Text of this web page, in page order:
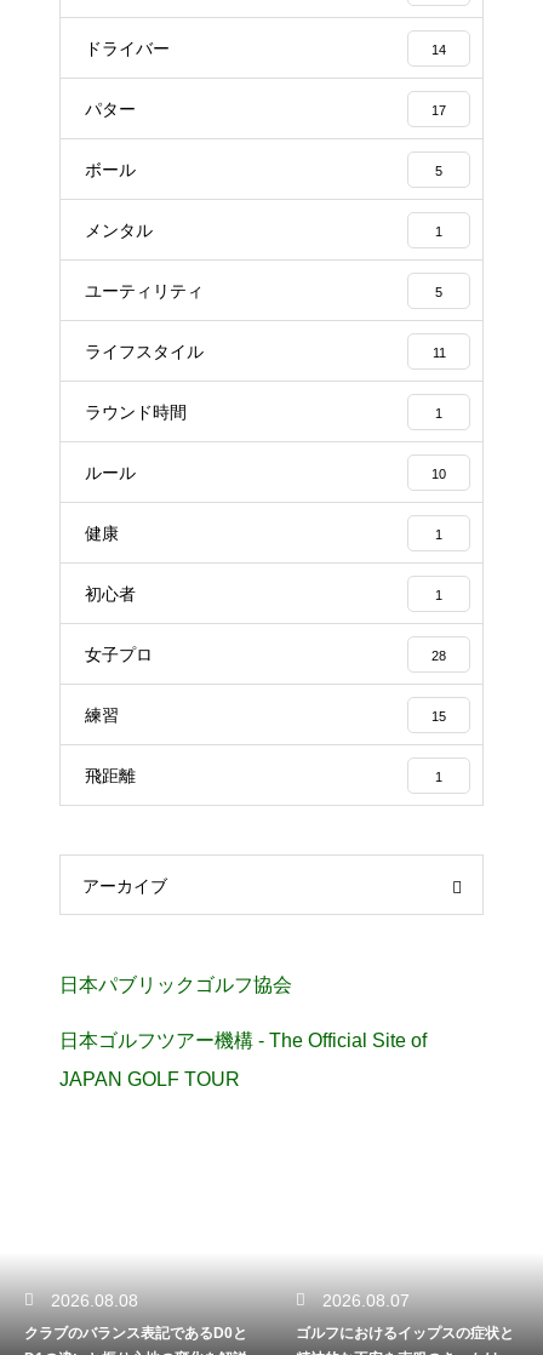
ドライバー 14
パター 17
ボール 5
メンタル 1
ユーティリティ 5
ライフスタイル 11
ラウンド時間 1
ルール 10
健康 1
初心者 1
女子プロ 28
練習 15
飛距離 1
アーカイブ
日本パブリックゴルフ協会
日本ゴルフツアー機構 - The Official Site of
JAPAN GOLF TOUR
2026.08.08
クラブのバランス表記であるD0と
2026.08.07
ゴルフにおけるイップスの症状と